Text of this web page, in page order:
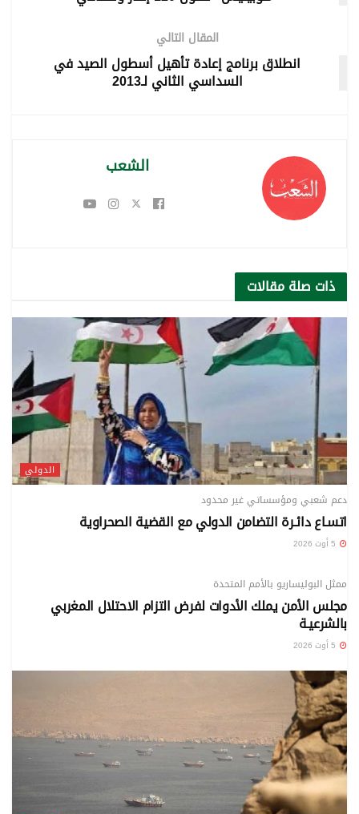
المقال التالي
انطلاق برنامج إعادة تأهيل أسطول الصيد في
السداسي الثاني لـ2013
الشعب
ذات صلةمقالات
الدولي
دعم شعبي ومؤسساتي غير محدود
اتسـاع دائـرة التضامن الدولي مع القضية الصحراوية
ممثل البوليساريو بالأمم المتحدة
مجلس الأمن يملك الأدوات لفرض التزام الاحتلال المغربي
بالشرعيـة